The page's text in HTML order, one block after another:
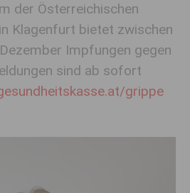
der Österreichischen
Klagenfurt bietet zwischen
Impfungen gegen
sind ab sofort
grippe